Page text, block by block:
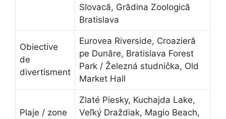
Slovacă, Grădina Zoologică
Bratislava
Obiective
de
divertisment
Eurovea Riverside, Croazieră
pe Dunăre, Bratislava Forest
Park / Železná studnička, Old
Market Hall
Plaje / zone
Zlaté Piesky, Kuchajda Lake,
Veľký Draždiak, Magio Beach,